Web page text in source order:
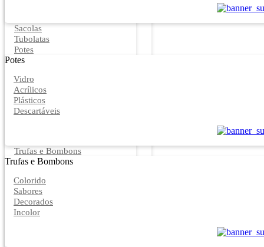
Sacolas
Tubolatas
Potes
Potes
Vidro
Acrílicos
Plásticos
Descartáveis
Trufas e Bombons
Trufas e Bombons
Colorido
Sabores
Decorados
Incolor